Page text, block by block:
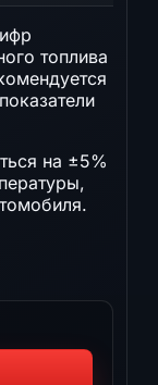
топлива
на ±5%